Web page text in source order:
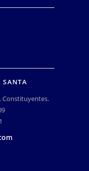
SANTA
Constituyentes.